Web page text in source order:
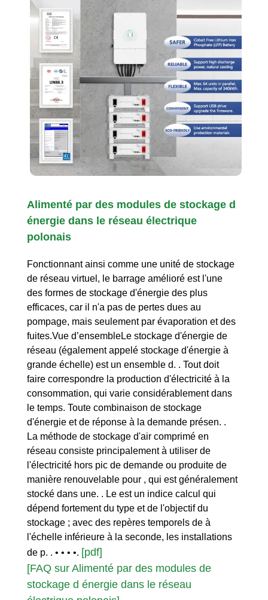
Alimenté par des modules de stockage d
énergie dans le réseau électrique
polonais
Fonctionnant ainsi comme une unité de stockage
de réseau virtuel, le barrage amélioré est l'une
des formes de stockage d'énergie des plus
efficaces, car il n'a pas de pertes dues au
pompage, mais seulement par évaporation et des
fuites.Vue d’ensembleLe stockage d'énergie de
réseau (également appelé stockage d'énergie à
grande échelle) est un ensemble d. . Tout doit
faire correspondre la production d'électricité à la
consommation, qui varie considérablement dans
le temps. Toute combinaison de stockage
d'énergie et de réponse à la demande présen. .
La méthode de stockage d'air comprimé en
réseau consiste principalement à utiliser de
l'électricité hors pic de demande ou produite de
manière renouvelable pour , qui est généralement
stocké dans une. . Le est un indice calcul qui
dépend fortement du type et de l'objectif du
stockage ; avec des repères temporels de à
l'échelle inférieure à la seconde, les installations
de p. . • • • •. [pdf]
[FAQ sur Alimenté par des modules de
stockage d énergie dans le réseau